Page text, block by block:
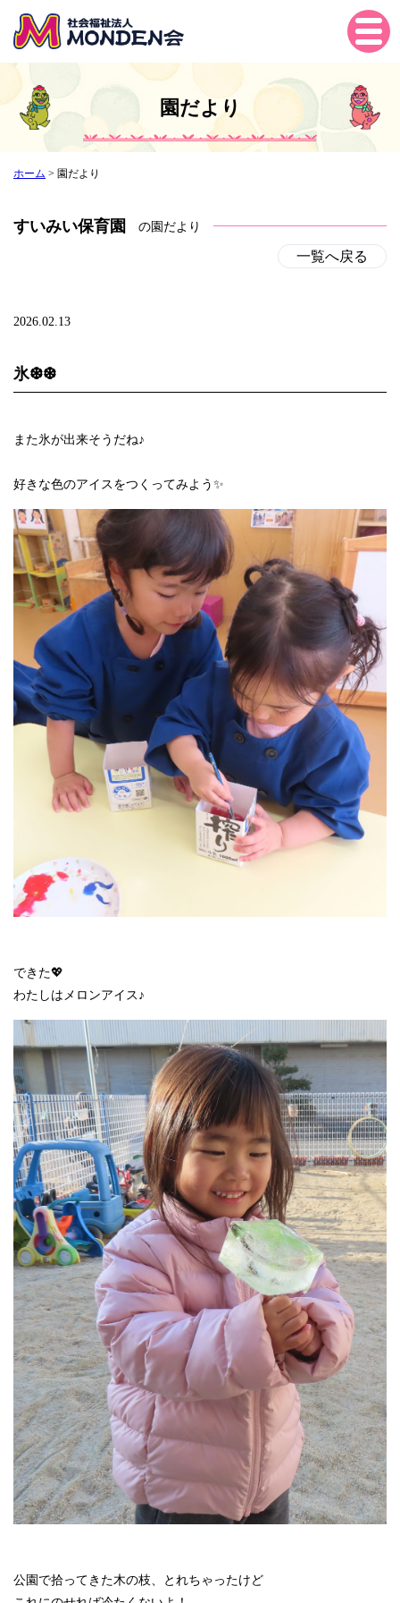
Tog
gle
gati
on
園だより
ホーム > 園だより
すいみい保育園 の園だより
一覧へ戻る
2026.02.13
氷❆❆
また氷が出来そうだね♪
好きな色のアイスをつくってみよう✨
できた💖
わたしはメロンアイス♪
公園で拾ってきた木の枝、とれちゃったけど